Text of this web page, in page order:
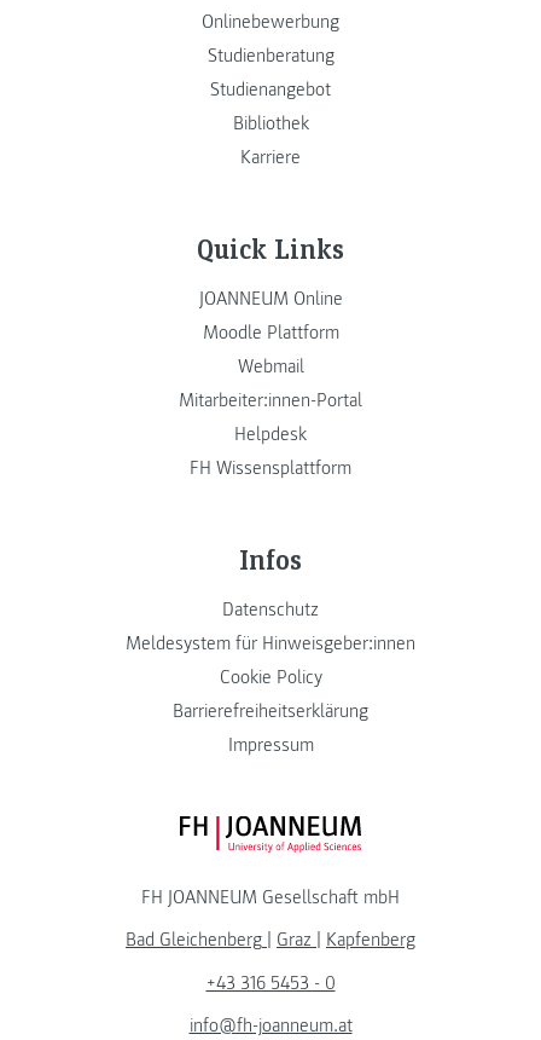
Onlinebewerbung
Studienberatung
Studienangebot
Bibliothek
Karriere
Quick Links
JOANNEUM Online
Moodle Plattform
Webmail
Mitarbeiter:innen-Portal
Helpdesk
FH Wissensplattform
Infos
Datenschutz
Meldesystem für Hinweisgeber:innen
Cookie Policy
Barrierefreiheitserklärung
Impressum
FH JOANNEUM Logo
FH JOANNEUM Gesellschaft mbH
Bad Gleichenberg
Graz
Kapfenberg
+43 316 5453 - 0
info@fh-joanneum.at